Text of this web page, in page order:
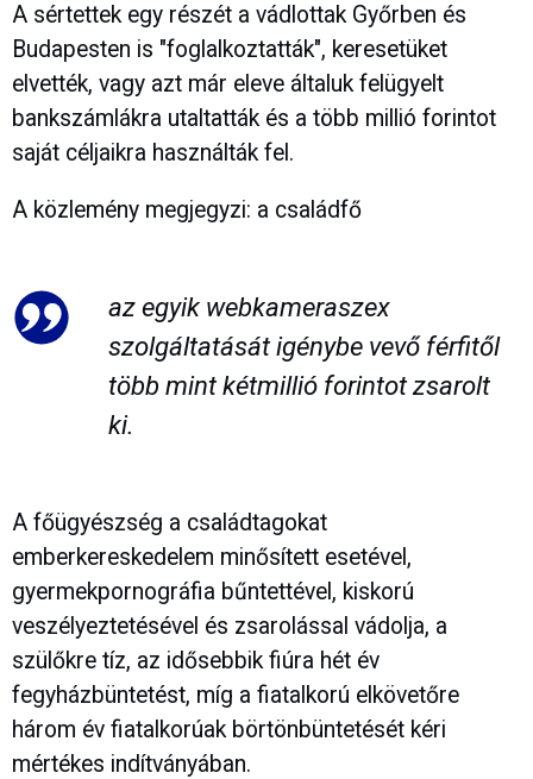
A sértettek egy részét a vádlottak Győrben és
Budapesten is "foglalkoztatták", keresetüket
elvették, vagy azt már eleve általuk felügyelt
bankszámlákra utaltatták és a több millió forintot
saját céljaikra használták fel.
A közlemény megjegyzi: a családfő
az egyik webkameraszex
szolgáltatását igénybe vevő férfitől
több mint kétmillió forintot zsarolt
ki.
A főügyészség a családtagokat
emberkereskedelem minősített esetével,
gyermekpornográfia bűntettével, kiskorú
veszélyeztetésével és zsarolással vádolja, a
szülőkre tíz, az idősebbik fiúra hét év
fegyházbüntetést, míg a fiatalkorú elkövetőre
három év fiatalkorúak börtönbüntetését kéri
mértékes indítványában.